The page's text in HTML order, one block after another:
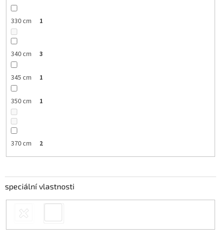
330 cm 1
340 cm 3
345 cm 1
350 cm 1
370 cm 2
speciální vlastnosti